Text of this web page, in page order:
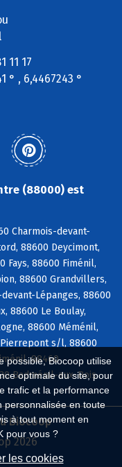
possible, Biocoop utilise
optimale du site, pour
trafic et la performance
personnalisée en toute
à tout moment en
pour vous ?
les cookies
11 17
° , 6,4467243 °
(88000) est
Charmois-devant-
88600 Deycimont,
Fays, 88600 Fiménil,
88600 Grandvillers,
Lépanges, 88600
88600 Le Boulay,
88600 Méménil,
s/l, 88600
88460
Badménil-aux-Bois
Biocoop
2026